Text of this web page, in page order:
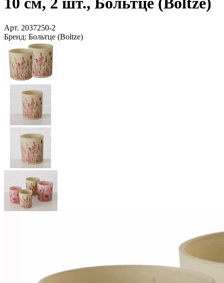
Арт. 2037250-2
Бренд: Больтце (Boltze)